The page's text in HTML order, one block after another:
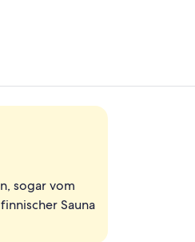
sogar vom
Sauna